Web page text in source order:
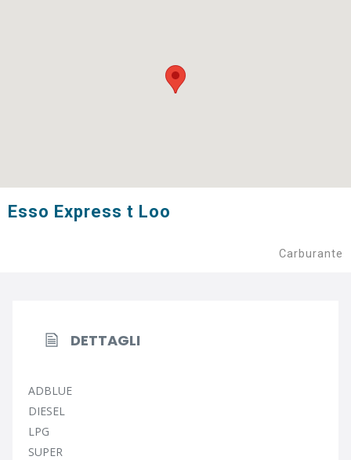
Esso Express t Loo
Carburante
DETTAGLI
ADBLUE
DIESEL
LPG
SUPER